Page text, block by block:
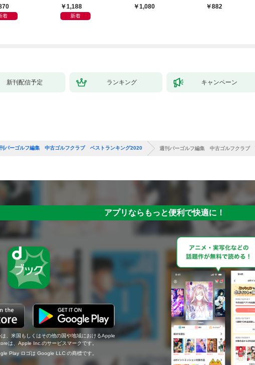
流 ゆるらく歩
着
1,188
新着
1,080
月号882
新刊配信予定 ランキング キャンペーン
パーゴルフ編集 中古ゴルフクラブ ベストランキング2020 週刊パーゴルフ編集 中古ゴルフクラブ
アプリならもっと便利で快適に！
、米国もしくはその他の国や地域におけるApple
は、Apple Inc.のサービスマークです。
Play ロゴは Google LLC の商標です。